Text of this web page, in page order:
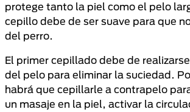
protege tanto la piel como el pelo
cepillo debe de ser suave para que
del perro.
El primer cepillado debe de
del pelo para eliminar la suciedad.
habrá que cepillarle a contrapelo
un masaje en la piel, activar la